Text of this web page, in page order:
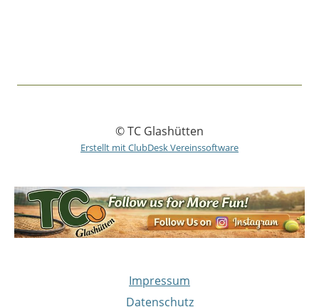
© TC Glashütten
Erstellt mit ClubDesk Vereinssoftware
Impressum
Datenschutz